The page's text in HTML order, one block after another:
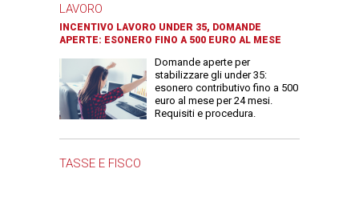
LAVORO
INCENTIVO LAVORO UNDER 35, DOMANDE
APERTE: ESONERO FINO A 500 EURO AL MESE
Domande aperte per
stabilizzare gli under 35:
esonero contributivo fino a 500
euro al mese per 24 mesi.
Requisiti e procedura.
TASSE E FISCO